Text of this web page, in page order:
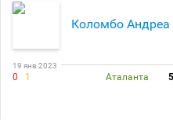
Коломбо Андреа
19 янв 2023
0 1 Аталанта